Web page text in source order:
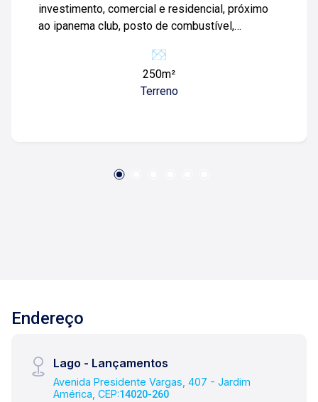
investimento, comercial e residencial, próximo
ao ipanema club, posto de combustível,
250m²
Terreno
Endereço
Lago - Lançamentos
Avenida Presidente Vargas, 407 - Jardim
América, CEP:14020-260